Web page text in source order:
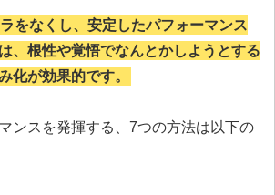
をなくし、安定したパフォーマンス
、根性や覚悟でなんとかしようとする
化が効果的です。
ンスを発揮する、7つの方法は以下の